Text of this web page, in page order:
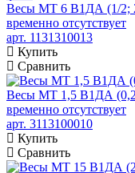
Весы МТ 6 В1ДА (1/2;
временно отсутствует
арт. 1131310013
Купить
Сравнить
Весы МТ 1,5 В1ДА
временно отсутствует
арт. 3113100010
Купить
Сравнить